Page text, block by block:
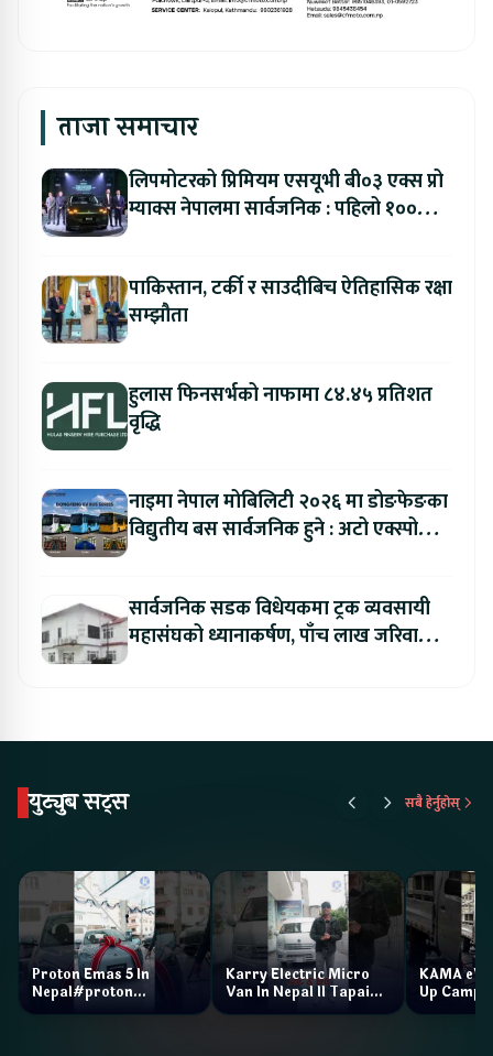
ताजा समाचार
लिपमोटरको प्रिमियम एसयूभी बी०३ एक्स प्रो
म्याक्स नेपालमा सार्वजनिक : पहिलो १००
पाकिस्तान, टर्की र साउदीबिच ऐतिहासिक रक्षा
सम्झौता
हुलास फिनसर्भको नाफामा ८४.४५ प्रतिशत
वृद्धि
नाइमा नेपाल मोबिलिटी २०२६ मा डोङफेङका
विद्युतीय बस सार्वजनिक हुने : अटो एक्स्पोमा
सार्वजनिक सडक विधेयकमा ट्रक व्यवसायी
महासंघको ध्यानाकर्षण, पाँच लाख जरिवाना
युट्युब सट्स सबै हेर्नुहोस्
Proton Emas 5 In
Nepal#proton
#protonemas5#protonnepal#evcarnepal
Karry Electric Micro
Van In Nepal II Tapaiko
Bazar II Jankari
KAMA eV
Up Camp